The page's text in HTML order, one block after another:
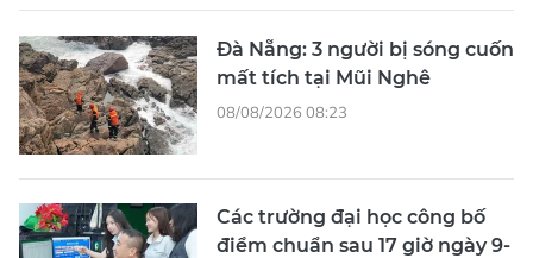
Đà Nẵng: 3 người bị sóng cuốn
mất tích tại Mũi Nghê
08/08/2026 08:23
Các trường đại học công bố
điểm chuẩn sau 17 giờ ngày 9-